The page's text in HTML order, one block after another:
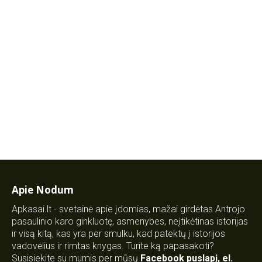
Apie Nodum
Apkasai.lt - svetainė apie įdomias, mažai girdėtas Antrojo
pasaulinio karo ginkluotę, asmenybes, neįtikėtinas istorijas
ir visą kitą, kas yra per smulku, kad patektų į istorijos
vadovėlius ir rimtas knygas. Turite ką papasakoti?
Susisiekite su mumis per mūsų Facebook puslapį, el.